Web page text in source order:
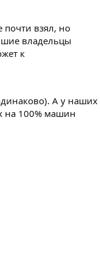
почти взял, но
владельцы
к
А у наших
на 100% машин